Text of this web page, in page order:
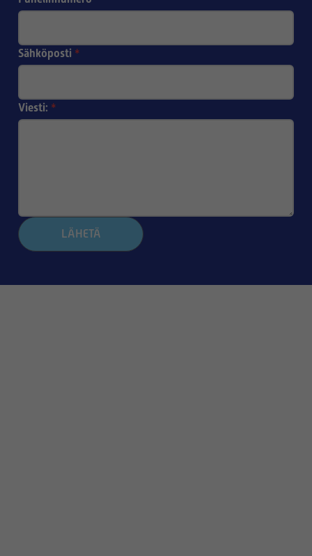
Sähköposti *
Viesti: *
LÄHETÄ